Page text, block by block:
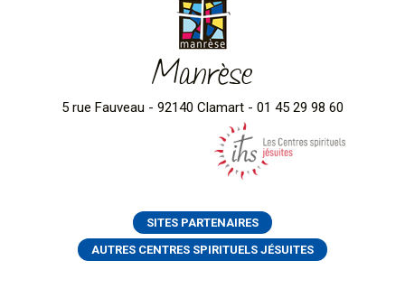
Manrèse
5 rue Fauveau - 92140 Clamart - 01 45 29 98 60
SITES PARTENAIRES
AUTRES CENTRES SPIRITUELS JÉSUITES